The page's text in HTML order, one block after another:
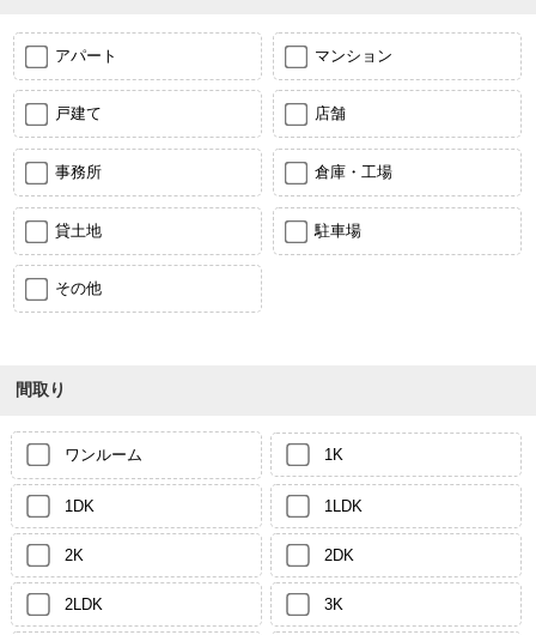
アパート マンション
戸建て 店舗
事務所 倉庫・工場
貸土地 駐車場
その他
間取り
ワンルーム 1K
1DK 1LDK
2K 2DK
2LDK 3K